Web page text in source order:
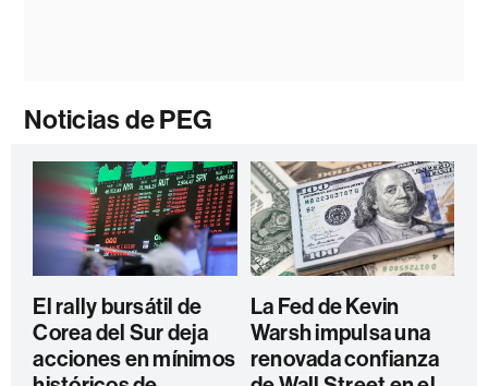
Noticias de PEG
El rally bursátil de
Corea del Sur deja
acciones en mínimos
La Fed de Kevin
Warsh impulsa una
renovada confianza